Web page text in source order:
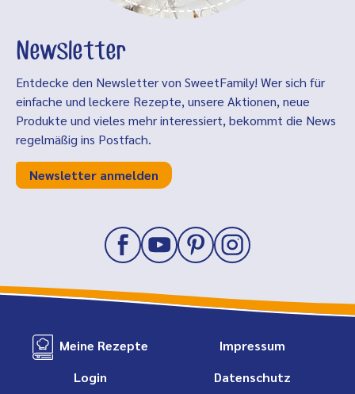
Newsletter
Entdecke den Newsletter von SweetFamily! Wer sich für
einfache und leckere Rezepte, unsere Aktionen, neue
Produkte und vieles mehr interessiert, bekommt die News
regelmäßig ins Postfach.
Newsletter anmelden
Meine Rezepte
Login
Impressum
Datenschutz